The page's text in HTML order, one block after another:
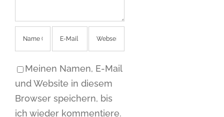
Meinen Namen, E-Mail
und Website in diesem
Browser speichern, bis
ich wieder kommentiere.